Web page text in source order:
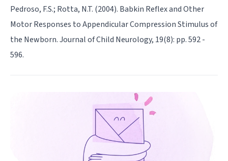
Pedroso, F.S.; Rotta, N.T. (2004). Babkin Reflex and Other
Motor Responses to Appendicular Compression Stimulus of
the Newborn. Journal of Child Neurology, 19(8): pp. 592 -
596.